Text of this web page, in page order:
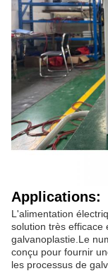
Applications:
L'alimentation
solution très efficace
galvanoplastie.Le
conçu pour fournir
les processus de